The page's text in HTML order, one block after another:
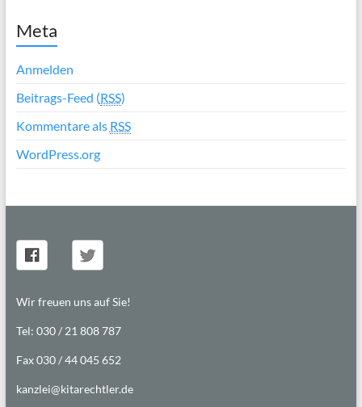
Meta
Anmelden
Beitrags-Feed (RSS)
Kommentare als RSS
WordPress.org
Wir freuen uns auf Sie!
Tel: 030 / 21 808 787
Fax 030 / 44 045 652
kanzlei@kitarechtler.de